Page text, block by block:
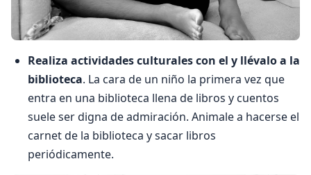
Realiza actividades culturales con el y llévalo a la
biblioteca. La cara de un niño la primera vez que
entra en una biblioteca llena de libros y cuentos
suele ser digna de admiración. Animale a hacerse el
carnet de la biblioteca y sacar libros
periódicamente.